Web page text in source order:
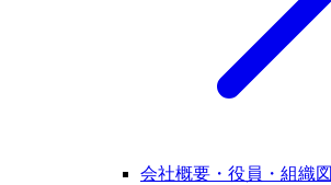
会社概要・役員・組織図